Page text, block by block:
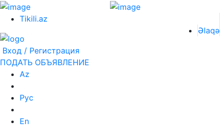
Tikili.az
Əlaqə
Вход / Регистрация
ПОДАТЬ ОБЪЯВЛЕНИЕ
Az
Рус
En